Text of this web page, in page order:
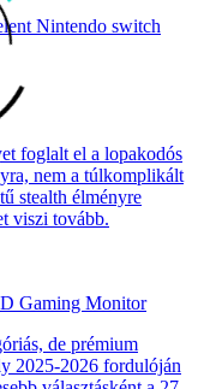
Nintendo switch
foglalt el a lopakodós
nem a túlkomplikált
stealth élményre
viszi tovább.
Gaming Monitor
de prémium
2025-2026 fordulóján